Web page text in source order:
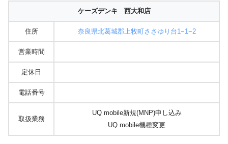
ケーズデンキ 西大和店
住所 奈良県北葛城郡上牧町ささゆり台1−1−2
営業時間
定休日
電話番号
取扱業務
UQ mobile新規(MNP)申し込み
UQ mobile機種変更